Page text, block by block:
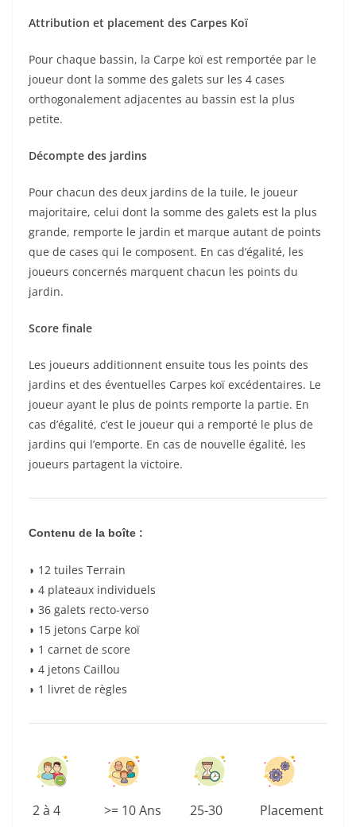
Attribution et placement des Carpes Koï
Pour chaque bassin, la Carpe koï est remportée par le
joueur dont la somme des galets sur les 4 cases
orthogonalement adjacentes au bassin est la plus
petite.
Décompte des jardins
Pour chacun des deux jardins de la tuile, le joueur
majoritaire, celui dont la somme des galets est la plus
grande, remporte le jardin et marque autant de points
que de cases qui le composent. En cas d’égalité, les
joueurs concernés marquent chacun les points du
jardin.
Score finale
Les joueurs additionnent ensuite tous les points des
jardins et des éventuelles Carpes koï excédentaires. Le
joueur ayant le plus de points remporte la partie. En
cas d’égalité, c’est le joueur qui a remporté le plus de
jardins qui l’emporte. En cas de nouvelle égalité, les
joueurs partagent la victoire.
Contenu de la boîte :
◗ 12 tuiles Terrain
◗ 4 plateaux individuels
◗ 36 galets recto-verso
◗ 15 jetons Carpe koï
◗ 1 carnet de score
◗ 4 jetons Caillou
◗ 1 livret de règles
2 à 4
>= 10 Ans
25-30
Placement